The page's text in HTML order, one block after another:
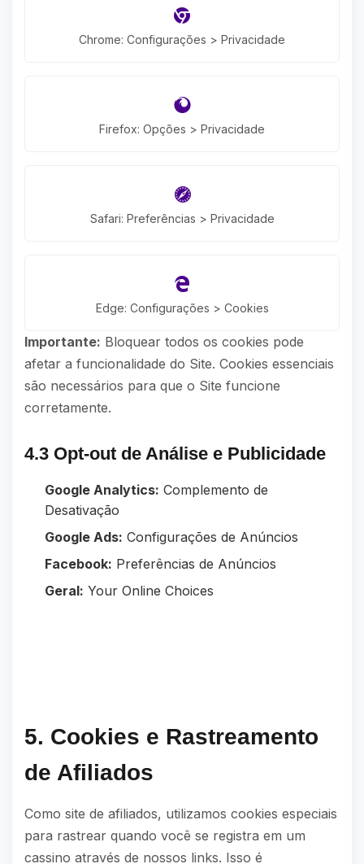
Chrome: Configurações > Privacidade
Firefox: Opções > Privacidade
Safari: Preferências > Privacidade
Edge: Configurações > Cookies
Importante: Bloquear todos os cookies pode
afetar a funcionalidade do Site. Cookies essenciais
são necessários para que o Site funcione
corretamente.
4.3 Opt-out de Análise e Publicidade
Google Analytics: Complemento de
Desativação
Google Ads: Configurações de Anúncios
Facebook: Preferências de Anúncios
Geral: Your Online Choices
5. Cookies e Rastreamento
de Afiliados
Como site de afiliados, utilizamos cookies especiais
para rastrear quando você se registra em um
cassino através de nossos links. Isso é